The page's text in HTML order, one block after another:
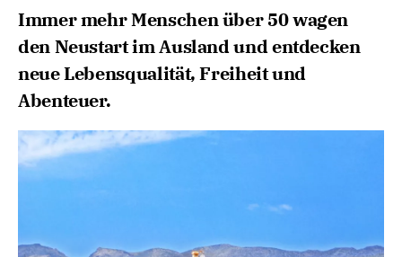
Immer mehr Menschen über 50 wagen
den Neustart im Ausland und entdecken
neue Lebensqualität, Freiheit und
Abenteuer.